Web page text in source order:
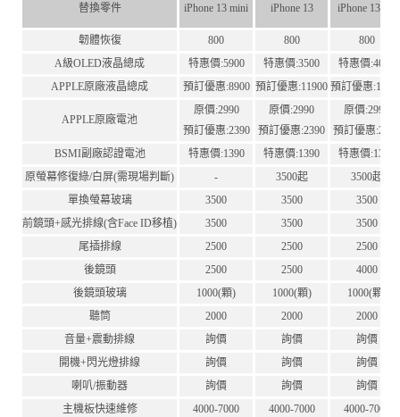
替換零件 iPhone 13 mini iPhone 13 iPhone 13Pro
韌體恢復 800 800
800
A級OLED液晶總成
特惠價:5900 特惠價:3500
特惠價:4000
APPLE原廠液晶總成
預訂優惠:8900 預訂優惠:11900 預訂優惠
APPLE原廠電池
原價:2990
預訂優惠:2390
原價:2990
預訂優惠:2390
原價:2990
預訂優惠:2390
BSMI副廠認證電池
特惠價:1390 特惠價:1390
特惠價:1390
原螢幕修復綠/白屏(需現場判斷)
- 3500起
3500起
單換螢幕玻璃
3500 3500
3500
前鏡頭+感光排線(含Face ID移植)
3500 3500
3500
尾插排線
2500 2500
2500
後鏡頭
2500 2500
4000
後鏡頭玻璃
1000(顆) 1000(顆)
1000(顆)
聽筒
2000 2000
2000
音量+震動排線
詢價 詢價
詢價
開機+閃光燈排線
詢價 詢價
詢價
喇叭/振動器
詢價 詢價
詢價
主機板快速維修
4000-7000 4000-7000
4000-7000